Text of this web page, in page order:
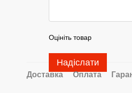
Оцініть товар
Надіслати
Доставка Оплата